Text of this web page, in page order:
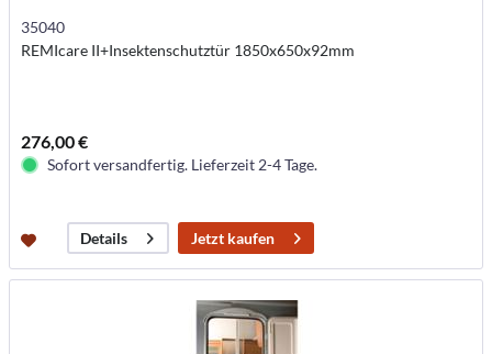
35040
REMIcare II+Insektenschutztür 1850x650x92mm
276,00 €
Sofort versandfertig. Lieferzeit 2-4 Tage.
Details Jetzt kaufen